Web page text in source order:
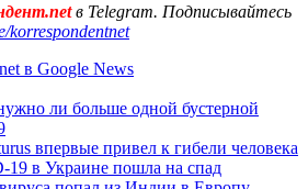
в Telegram. Подписывайтесь
korrespondentnet
в Google News
ли больше одной бустерной
впервые привел к гибели человека
19 в Украине пошла на спад